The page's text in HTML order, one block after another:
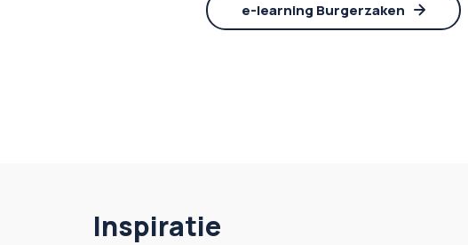
e-learning Burgerzaken
Inspiratie